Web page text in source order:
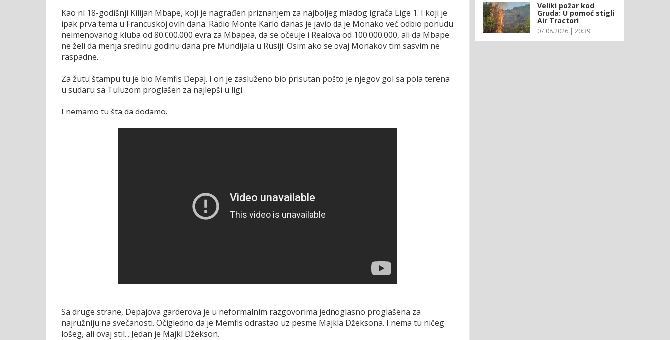
Kao ni 18-godišnji Kilijan Mbape, koji je nagrađen priznanjem za najboljeg mladog igrača Lige 1. I koji je
ipak prva tema u Francuskoj ovih dana. Radio Monte Karlo danas je javio da je Monako već odbio ponudu
neimenovanog kluba od 80.000.000 evra za Mbapea, da se očeuje i Realova od 100.000.000, ali da Mbape
ne želi da menja sredinu godinu dana pre Mundijala u Rusiji. Osim ako se ovaj Monakov tim sasvim ne
raspadne.
Za žutu štampu tu je bio Memfis Depaj. I on je zasluženo bio prisutan pošto je njegov gol sa pola terena
u sudaru sa Tuluzom proglašen za najlepši u ligi.
I nemamo tu šta da dodamo.
Sa druge strane, Depajova garderova je u neformalnim razgovorima jednoglasno proglašena za
najružniju na svečanosti. Očigledno da je Memfis odrastao uz pesme Majkla Džeksona. I nema tu ničeg
lošeg, ali ovaj stil... Jedan je Majkl Džekson.
Veliki požar kod
Gruda: U pomoć stigli
Air Tractori
07.08.2026 | 20:39